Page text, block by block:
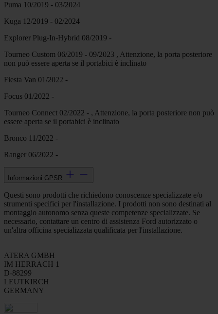
Puma 10/2019 - 03/2024
Kuga 12/2019 - 02/2024
Explorer Plug-In-Hybrid 08/2019 -
Tourneo Custom 06/2019 - 09/2023 , Attenzione, la porta posteriore
non può essere aperta se il portabici è inclinato
Fiesta Van 01/2022 -
Focus 01/2022 -
Tourneo Connect 02/2022 - , Attenzione, la porta posteriore non può
essere aperta se il portabici è inclinato
Bronco 11/2022 -
Ranger 06/2022 -
Informazioni GPSR
Questi sono prodotti che richiedono conoscenze specializzate e/o
strumenti specifici per l'installazione. I prodotti non sono destinati al
montaggio autonomo senza queste competenze specializzate. Se
necessario, contattare un centro di assistenza Ford autorizzato o
un'altra officina specializzata qualificata per l'installazione.
ATERA GMBH
IM HERRACH 1
D-88299
LEUTKIRCH
GERMANY